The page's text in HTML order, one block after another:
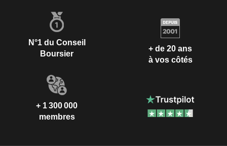
N°1 du Conseil
Boursier
+ de 20 ans
à vos côtés
+ 1 300 000
membres